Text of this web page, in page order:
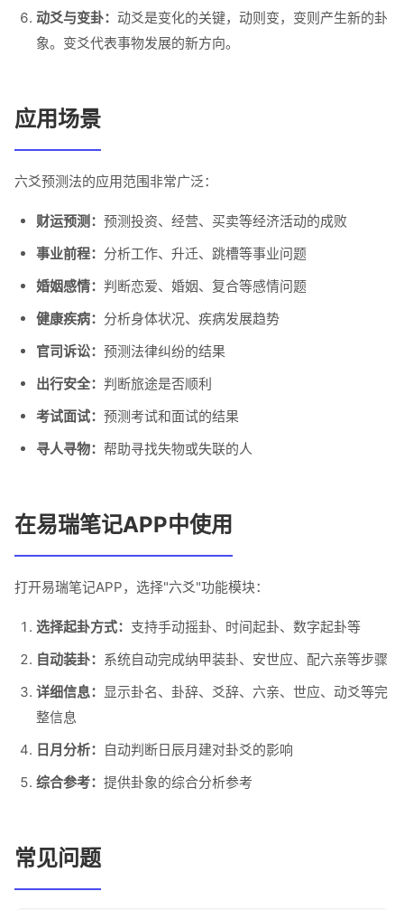
动爻与变卦： 动爻是变化的关键，动则变，变则产生新的卦
象。变爻代表事物发展的新方向。
应用场景
六爻预测法的应用范围非常广泛：
财运预测： 预测投资、经营、买卖等经济活动的成败
事业前程： 分析工作、升迁、跳槽等事业问题
婚姻感情： 判断恋爱、婚姻、复合等感情问题
健康疾病： 分析身体状况、疾病发展趋势
官司诉讼： 预测法律纠纷的结果
出行安全： 判断旅途是否顺利
考试面试： 预测考试和面试的结果
寻人寻物： 帮助寻找失物或失联的人
在易瑞笔记APP中使用
打开易瑞笔记APP，选择"六爻"功能模块：
选择起卦方式： 支持手动摇卦、时间起卦、数字起卦等
自动装卦： 系统自动完成纳甲装卦、安世应、配六亲等步骤
详细信息： 显示卦名、卦辞、爻辞、六亲、世应、动爻等完
整信息
日月分析： 自动判断日辰月建对卦爻的影响
综合参考： 提供卦象的综合分析参考
常见问题